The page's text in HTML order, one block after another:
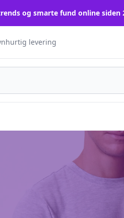
og smarte fund online siden
levering